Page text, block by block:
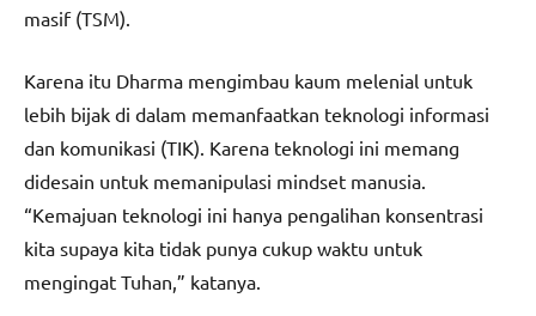
masif (TSM).
Karena itu Dharma mengimbau kaum melenial untuk
lebih bijak di dalam memanfaatkan teknologi informasi
dan komunikasi (TIK). Karena teknologi ini memang
didesain untuk memanipulasi mindset manusia.
“Kemajuan teknologi ini hanya pengalihan konsentrasi
kita supaya kita tidak punya cukup waktu untuk
mengingat Tuhan,” katanya.